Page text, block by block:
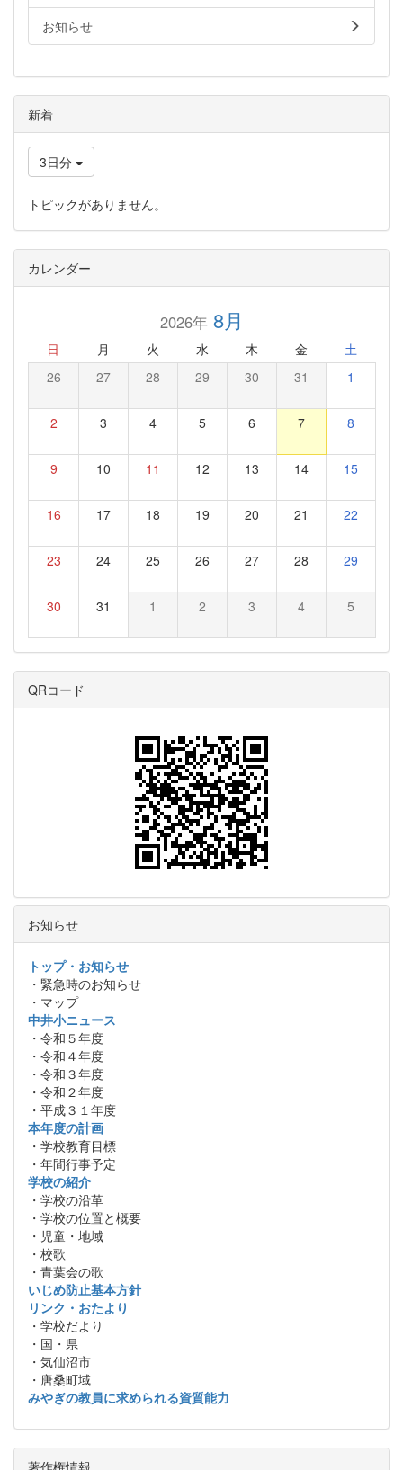
お知らせ
新着
3日分
トピックがありません。
カレンダー
2026年8月
日 月 火 水 木 金 土
26 27 28 29 30 31 1
2 3 4 5 6 7 8
9 10 11 12 13 14 15
16 17 18 19 20 21 22
23 24 25 26 27 28 29
30 31 1 2 3 4 5
QRコード
お知らせ
トップ・お知らせ
・緊急時のお知らせ
・マップ
中井小ニュース
・令和５年度
・令和４年度
・令和３年度
・令和２年度
・平成３１年度
本年度の計画
・学校教育目標
・年間行事予定
学校の紹介
・学校の沿革
・学校の位置と概要
・児童・地域
・校歌
・青葉会の歌
いじめ防止基本方針
リンク・おたより
・学校だより
・国・県
・気仙沼市
・唐桑町域
みやぎの教員に求められる資質能力
著作権情報